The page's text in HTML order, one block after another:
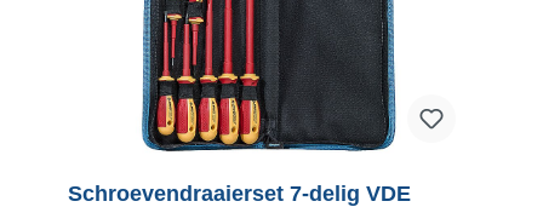
Schroevendraaierset 7-delig VDE